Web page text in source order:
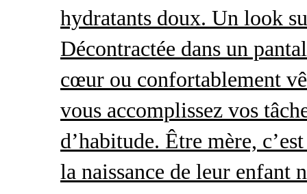
hydratants doux. Un look
Décontractée dans un
cœur ou confortablement
vous accomplissez vos
d’habitude. Être mère,
la naissance de leur enfant